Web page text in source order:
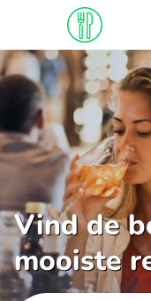
Vind de
mooiste